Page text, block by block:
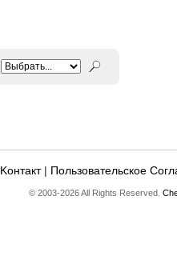
Kонтакт| Пользовательское
© 2003-2026 All Rights Reserved.